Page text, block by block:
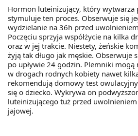
pozyskiwanie od Ciebie danych,
dla funkcjonowania Strony. Będzie się
z brakiem dostępu do wszystkich
Strony.
Hormon luteinizujący, który wytwarza
stymuluje ten proces. Obserwuje się
wydzielanie na 36h przed
Poczęciu sprzyja współżycie na kilka
oraz w jej trakcie. Niestety, żeńskie
żyją tak długo jak męskie. Obserwuje
po upływie 24 godzin. Plemniki
w drogach rodnych kobiety nawet
rekomendują domowy test
się o dziecko. Wykrywa on
luteinizującego tuż przed
jajowej.